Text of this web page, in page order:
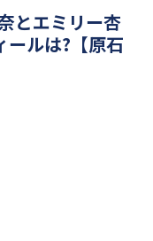
とエミリー杏
ルは?【原石